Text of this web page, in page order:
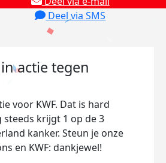
Deel via SMS
actie tegen
voor KWF. Dat is hard
krijgt 1 op de 3
kanker. Steun je onze
en KWF: dankjewel!